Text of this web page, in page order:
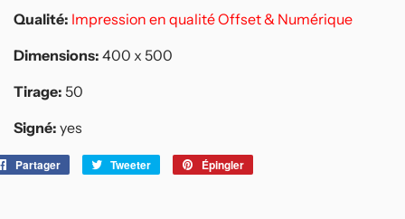
Qualité: Impression en qualité Offset & Numérique
Dimensions: 400 x 500
Tirage: 50
Signé: yes
Partager
PartagerTweeter
Tweeter
Épingler